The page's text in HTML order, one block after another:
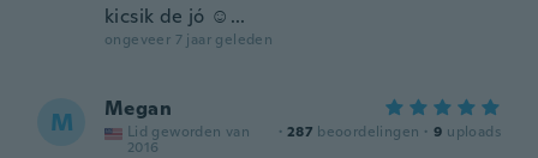
kicsik de jó ☺...
ongeveer 7 jaar geleden
M Megan
Lid geworden van
2016
· 287 beoordelingen · 9 uploads